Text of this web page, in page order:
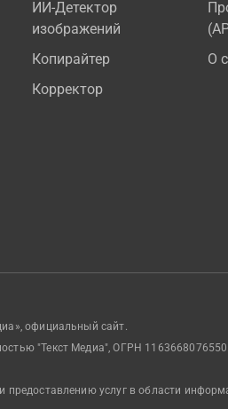
ИИ-Детектор
изображений
Копирайтер
Корректор
О
официальный сайт.
"Текст Медиа", ОГРН
предоставлению услуг в области